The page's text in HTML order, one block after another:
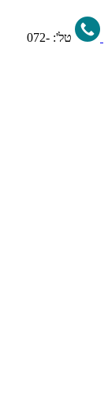
טל': 072-